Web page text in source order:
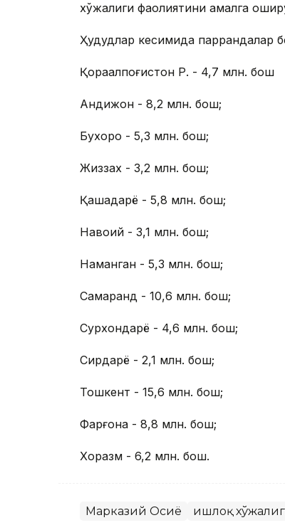
хўжалиги фаолиятини амалга
Ҳудудлар кесимида паррандалар
Қорақалпоғистон Р. - 4,7 млн. бош
Андижон - 8,2 млн. бош;
Бухоро - 5,3 млн. бош;
Жиззах - 3,2 млн. бош;
Қашқадарё - 5,8 млн. бош;
Навоий - 3,1 млн. бош;
Наманган - 5,3 млн. бош;
Самарқанд - 10,6 млн. бош;
Сурхондарё - 4,6 млн. бош;
Сирдарё - 2,1 млн. бош;
Тошкент - 15,6 млн. бош;
Фарғона - 8,8 млн. бош;
Хоразм - 6,2 млн. бош.
Марказий Осиё Қишлоқ